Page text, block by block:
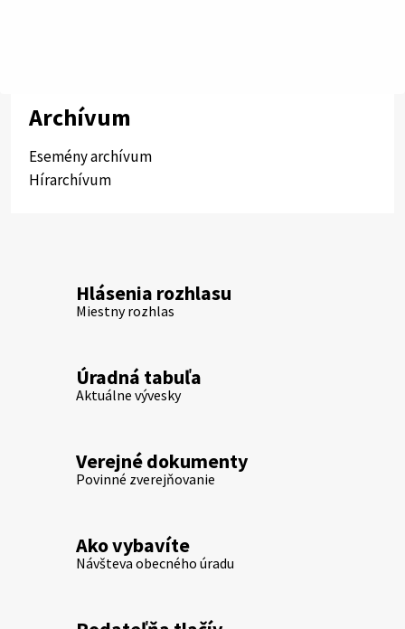
Archívum
Esemény archívum
Hírarchívum
Hlásenia rozhlasu
Miestny rozhlas
Úradná tabuľa
Aktuálne vývesky
Verejné dokumenty
Povinné zverejňovanie
Ako vybavíte
Návšteva obecného úradu